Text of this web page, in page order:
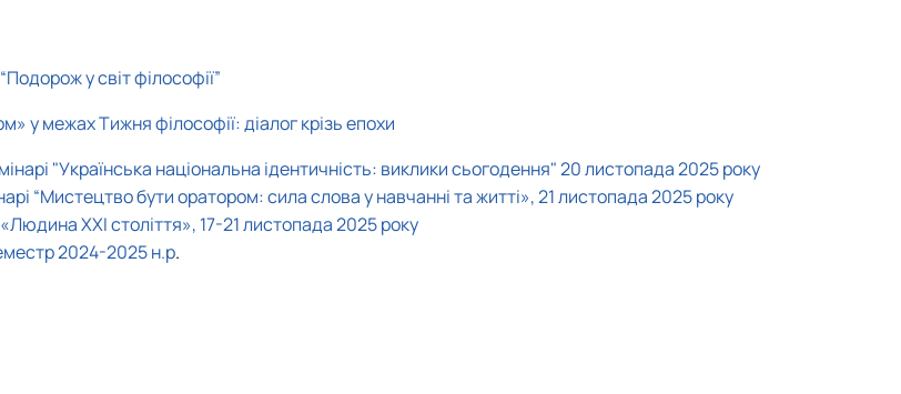
у світ філософії”
у межах Тижня філософії: діалог крізь епохи
"Українська національна ідентичність: виклики сьогодення" 20 листопада 2025 року
“Мистецтво бути оратором: сила слова у навчанні та житті», 21 листопада 2025 року
ХХІ століття», 17-21 листопада 2025 року
2024-2025 н.р.